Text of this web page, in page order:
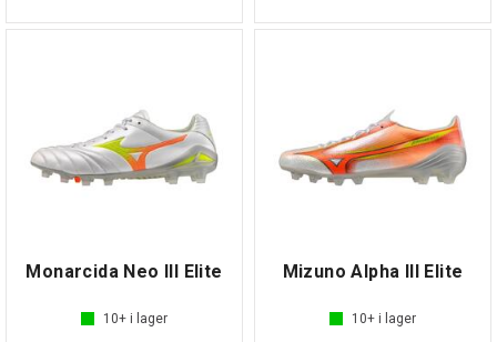
Monarcida Neo III Elite
10+ i lager
Mizuno Alpha III Elite
10+ i lager